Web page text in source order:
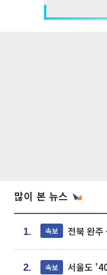
많이 본 뉴스
1. 속보 전북 완주
2. 속보 서울도